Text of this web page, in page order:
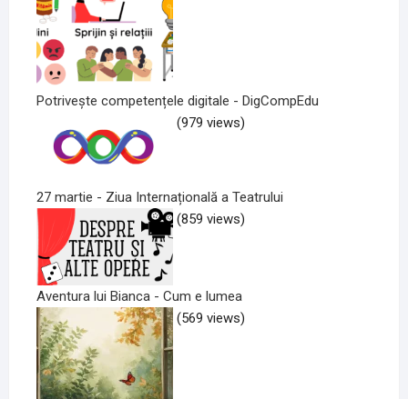
Potrivește competențele digitale - DigCompEdu
(979 views)
27 martie - Ziua Internațională a Teatrului
(859 views)
Aventura lui Bianca - Cum e lumea
(569 views)